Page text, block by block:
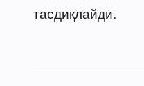
тасдиқлайди.